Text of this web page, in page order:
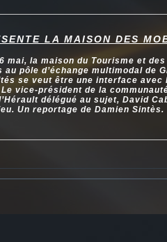
LA MAISON DES
mai, la maison du Tourisme et
au pôle d’échange multimodal de
se veut être une interface avec
vice-président de la
délégué au sujet, David
Un reportage de Damien Sintès.